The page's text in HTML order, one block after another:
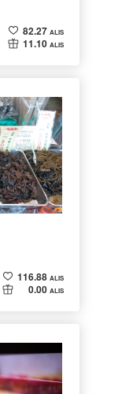
82.27 ALIS
11.10 ALIS
116.88 ALIS
0.00 ALIS